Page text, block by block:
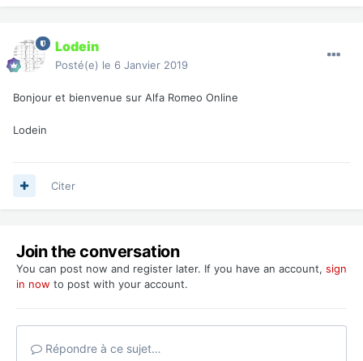
Lodein
Posté(e) le 6 Janvier 2019
Bonjour et bienvenue sur Alfa Romeo Online
Lodein
Citer
Join the conversation
You can post now and register later. If you have an account, sign
in now to post with your account.
Répondre à ce sujet…